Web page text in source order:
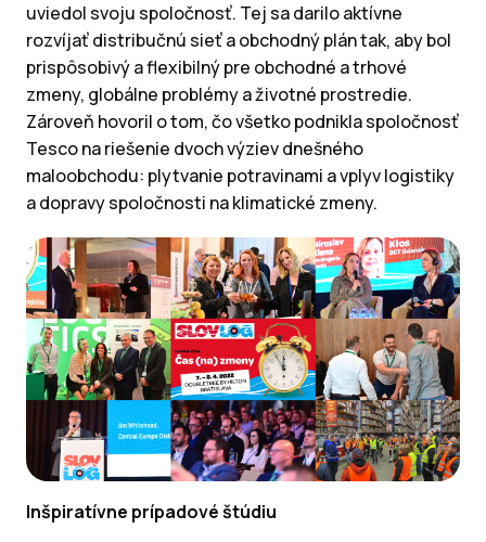
uviedol svoju spoločnosť. Tej sa darilo aktívne
rozvíjať distribučnú sieť a obchodný plán tak, aby bol
prispôsobivý a flexibilný pre obchodné a trhové
zmeny, globálne problémy a životné prostredie.
Zároveň hovoril o tom, čo všetko podnikla spoločnosť
Tesco na riešenie dvoch výziev dnešného
maloobchodu: plytvanie potravinami a vplyv logistiky
a dopravy spoločnosti na klimatické zmeny.
Inšpiratívne prípadové štúdiu